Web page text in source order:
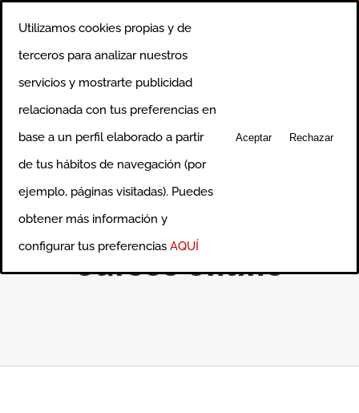
Cursos online
Utilizamos cookies propias y de
terceros para analizar nuestros
servicios y mostrarte publicidad
relacionada con tus preferencias en
base a un perfil elaborado a partir
de tus hábitos de navegación (por
ejemplo, páginas visitadas). Puedes
obtener más información y
configurar tus preferencias AQUÍ
Aceptar Rechazar